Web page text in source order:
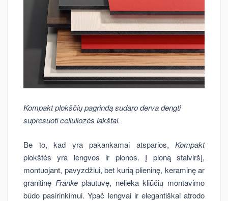
Kompakt plokščių pagrindą sudaro derva dengti
supresuoti celiuliozės lakštai.
Be to, kad yra pakankamai atsparios, Kompakt
plokštės yra lengvos ir plonos. Į ploną stalviršį,
montuojant, pavyzdžiui, bet kurią plieninę, keraminę ar
granitinę Frankeplautuvę, nelieka kliūčių montavimo
būdo pasirinkimui. Ypač lengvai ir elegantiškai atrodo